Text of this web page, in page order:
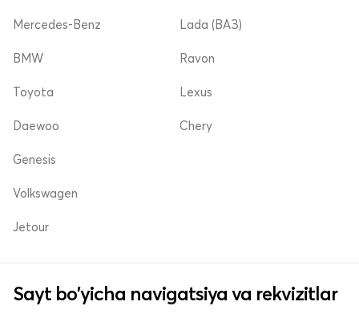
Mercedes-Benz Lada (ВАЗ)
BMW
Toyota
Daewoo
Ravon
Lexus
Chery
Genesis
Volkswagen
Jetour
Sayt bo'yicha navigatsiya va rekvizitlar